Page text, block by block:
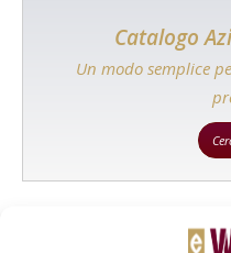
Catalogo
Un modo semplice